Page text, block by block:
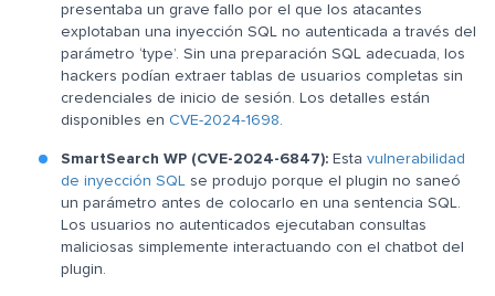
presentaba un grave fallo por el que los atacantes
explotaban una inyección SQL no autenticada a través del
parámetro ‘type’. Sin una preparación SQL adecuada, los
hackers podían extraer tablas de usuarios completas sin
credenciales de inicio de sesión. Los detalles están
disponibles en CVE-2024-1698
SmartSearch WP (CVE-2024-6847): Esta vulnerabilidad
de inyección SQL
se produjo porque el plugin no saneó
un parámetro antes de colocarlo en una sentencia SQL.
Los usuarios no autenticados ejecutaban consultas
maliciosas simplemente interactuando con el chatbot del
plugin.